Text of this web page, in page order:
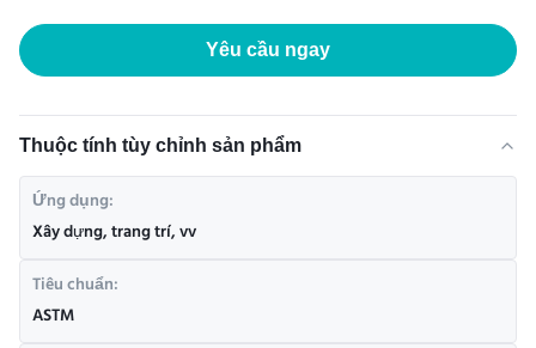
Yêu cầu ngay
Thuộc tính tùy chỉnh sản phẩm
Ứng dụng:
Xây dựng, trang trí, vv
Tiêu chuẩn:
ASTM